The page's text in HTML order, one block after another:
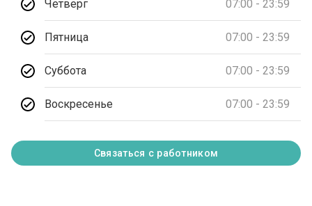
Четверг 07:00 - 23:59
Пятница 07:00 - 23:59
Суббота 07:00 - 23:59
Воскресенье 07:00 - 23:59
Связаться с работником